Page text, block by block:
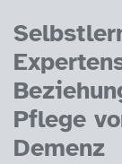
Pflege
Demenz